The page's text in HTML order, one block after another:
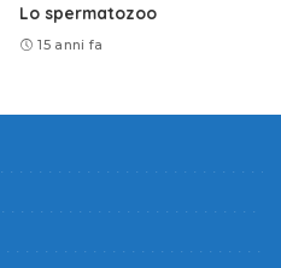
Lo spermatozoo
15 anni fa